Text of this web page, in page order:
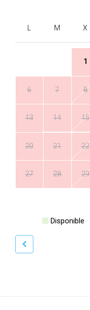
M X
1
6 7 8
13 14 15
20 21 22
27 28 29
Disponible